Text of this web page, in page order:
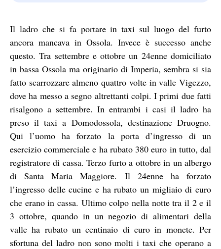
Il ladro che si fa portare in taxi sul luogo del furto
ancora mancava in Ossola. Invece è successo anche
questo. Tra settembre e ottobre un 24enne domiciliato
in bassa Ossola ma originario di Imperia, sembra si sia
fatto scarrozzare almeno quattro volte in valle Vigezzo,
dove ha messo a segno altrettanti colpi. I primi due fatti
risalgono a settembre. In entrambi i casi il ladro ha
preso il taxi a Domodossola, destinazione Druogno.
Qui l’uomo ha forzato la porta d’ingresso di un
esercizio commerciale e ha rubato 380 euro in tutto, dal
registratore di cassa. Terzo furto a ottobre in un albergo
di Santa Maria Maggiore. Il 24enne ha forzato
l’ingresso delle cucine e ha rubato un migliaio di euro
che erano in cassa. Ultimo colpo nella notte tra il 2 e il
3 ottobre, quando in un negozio di alimentari della
valle ha rubato un centinaio di euro in monete. Per
sfortuna del ladro non sono molti i taxi che operano a